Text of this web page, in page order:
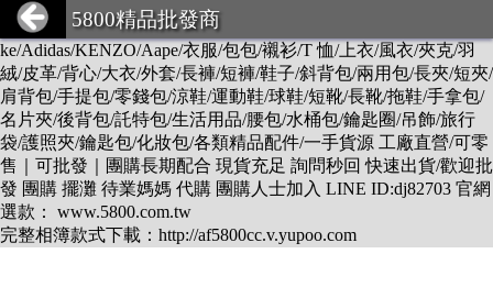
DESCENTE/LV/BURBERRY/GUCCI/PRADA/CHANEL/BALEN
CIAGA/DIOR/Hermes/FENDI/MONCLER/Armani/Supreme/CK/Ni
ke/Adidas/KENZO/Aape/衣服/包包/襯衫/T 恤/上衣/風衣/夾克/羽
絨/皮革/背心/大衣/外套/長褲/短褲/鞋子/斜背包/兩用包/長夾/短夾/
肩背包/手提包/零錢包/涼鞋/運動鞋/球鞋/短靴/長靴/拖鞋/手拿包/
名片夾/後背包/託特包/生活用品/腰包/水桶包/鑰匙圈/吊飾/旅行
袋/護照夾/鑰匙包/化妝包/各類精品配件/一手貨源 工廠直營/可零
售｜可批發｜團購長期配合 現貨充足 詢問秒回 快速出貨/歡迎批
發 團購 擺灘 待業媽媽 代購 團購人士加入 LINE ID:dj82703 官網
選款： www.5800.com.tw
完整相簿款式下載：http://af5800cc.v.yupoo.com
5800精品批發商